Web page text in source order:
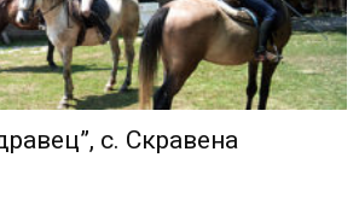
с. Скравена